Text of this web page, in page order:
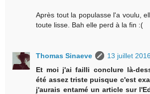
Après tout la populasse l'a voulu,
toute lisse. Bah elle perd à la fin :(
Thomas Sinaeve
13 juillet
Et moi j'ai failli conclure là-
été assez triste puisque c'est
j'aurais entamé un article sur